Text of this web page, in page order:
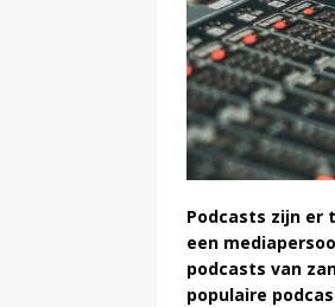
Podcasts zijn er
een
podcasts van
populaire